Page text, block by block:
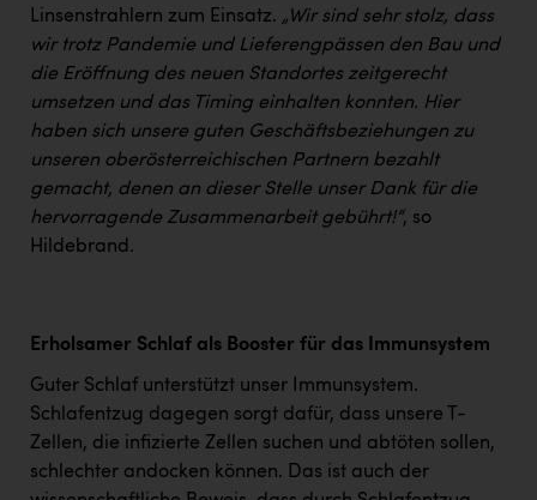
Linsenstrahlern zum Einsatz. „Wir sind sehr stolz, dass
wir trotz Pandemie und Lieferengpässen den Bau und
die Eröffnung des neuen Standortes zeitgerecht
umsetzen und das Timing einhalten konnten. Hier
haben sich unsere guten Geschäftsbeziehungen zu
unseren oberösterreichischen Partnern bezahlt
gemacht, denen an dieser Stelle unser Dank für die
hervorragende Zusammenarbeit gebührt!“, so
Hildebrand.
Erholsamer Schlaf als Booster für das Immunsystem
Guter Schlaf unterstützt unser Immunsystem.
Schlafentzug dagegen sorgt dafür, dass unsere T-
Zellen, die infizierte Zellen suchen und abtöten sollen,
schlechter andocken können. Das ist auch der